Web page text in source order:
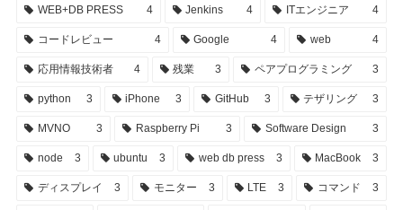
WEB+DB PRESS 4 Jenkins 4 ITエンジニア 4
コードレビュー 4 Google 4 web 4
応用情報技術者 4 残業 3 ペアプログラミング 3
python 3 iPhone 3 GitHub 3 テザリング 3
MVNO 3 Raspberry Pi 3 Software Design 3
node 3 ubuntu 3 web db press 3 MacBook 3
ディスプレイ 3 モニター 3 LTE 3 コマンド 3